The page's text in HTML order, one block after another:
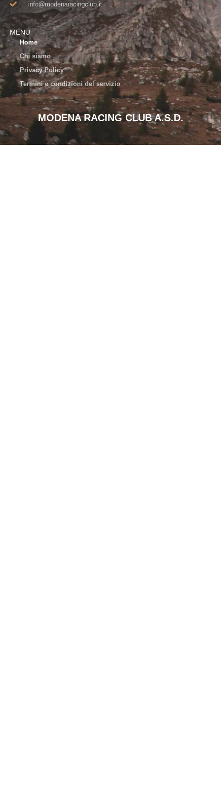
info@modenaracingclub.it​
MENU
Home
Chi siamo
Privacy Policy
Termini e condizioni del servizio
MODENA RACING CLUB A.S.D.